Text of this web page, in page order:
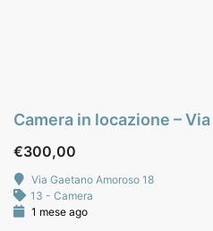
€300,00
Via Gaetano Amoroso 18
13 - Camera
1 mese ago